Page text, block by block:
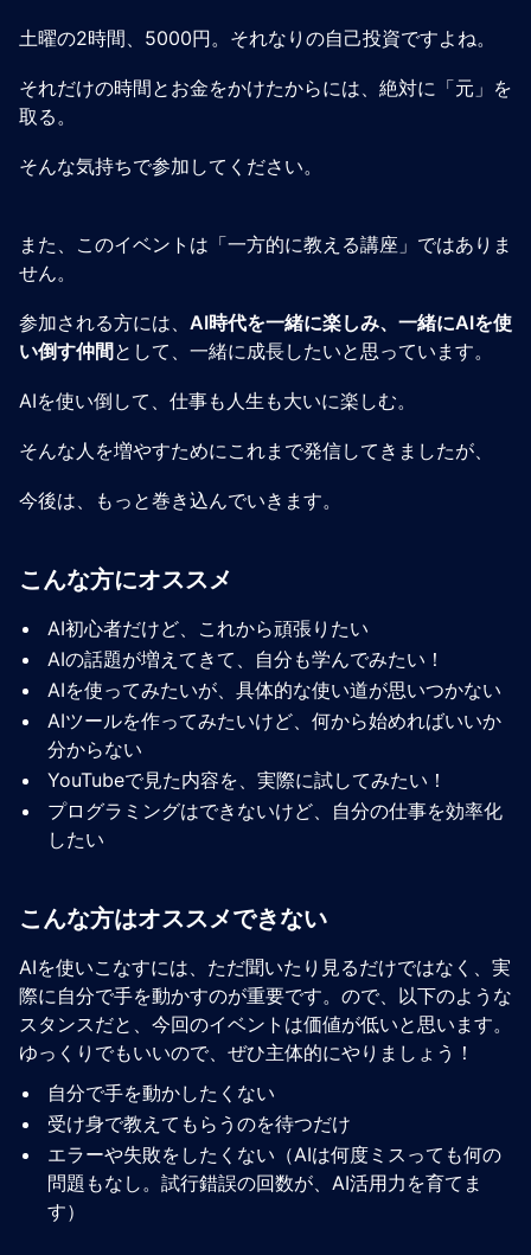
土曜の2時間、5000円。それなりの自己投資ですよね。
それだけの時間とお金をかけたからには、絶対に「元」を
取る。
そんな気持ちで参加してください。
また、このイベントは「一方的に教える講座」ではありま
せん。
参加される方には、 AI時代を一緒に楽しみ、一緒にAIを使
い倒す仲間として、一緒に成長したいと思っています。
AIを使い倒して、仕事も人生も大いに楽しむ。
そんな人を増やすためにこれまで発信してきましたが、
今後は、もっと巻き込んでいきます。
こんな方にオススメ
AI初心者だけど、これから頑張りたい
AIの話題が増えてきて、自分も学んでみたい！
AIを使ってみたいが、具体的な使い道が思いつかない
AIツールを作ってみたいけど、何から始めればいいか
分からない
YouTubeで見た内容を、実際に試してみたい！
プログラミングはできないけど、自分の仕事を効率化
したい
こんな方はオススメできない
AIを使いこなすには、ただ聞いたり見るだけではなく、実
際に自分で手を動かすのが重要です。ので、以下のような
スタンスだと、今回のイベントは価値が低いと思います。
ゆっくりでもいいので、ぜひ主体的にやりましょう！
自分で手を動かしたくない
受け身で教えてもらうのを待つだけ
エラーや失敗をしたくない（AIは何度ミスっても何の
問題もなし。試行錯誤の回数が、AI活用力を育てま
す）